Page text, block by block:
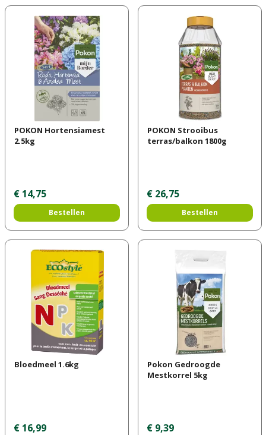
POKON Hortensiamest
2.5kg
€ 14,75
Bestellen
POKON Strooibus
terras/balkon 1800g
€ 26,75
Bestellen
Bloedmeel 1.6kg
€ 16,99
Pokon Gedroogde
Mestkorrel 5kg
€ 9,39